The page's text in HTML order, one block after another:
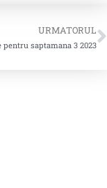
URMATORUL
saptamana 3 2023